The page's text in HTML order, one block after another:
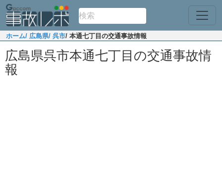
ホーム/ 広島県/ 呉市/ 本通七丁目の交通事故情報
広島県呉市本通七丁目の交通事故情
報